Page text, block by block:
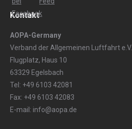
Kontakt
AOPA-Germany
Verband der Allgemeinen Luftfahrt e.V.
Flugplatz, Haus 10
63329 Egelsbach
Tel: +49 6103 42081
Fax: +49 6103 42083
E-mail: info@aopa.de